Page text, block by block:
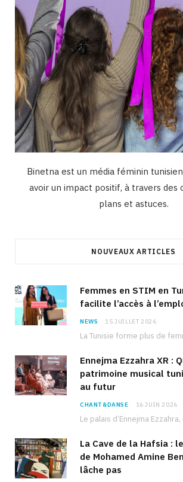
Binetna est un média féminin
avoir un impact positif, à travers des
plans et astuces.
NOUVEAUX ARTICLES
Femmes en STIM en
facilite l’accès à
NEWS 15 JUILLET 2026
Ennejma Ezzahra XR :
patrimoine musical
au futur
CHANT&DANSE 16 JUIN 2026
La Cave de la Hafsia :
de Mohamed Amine
lâche pas